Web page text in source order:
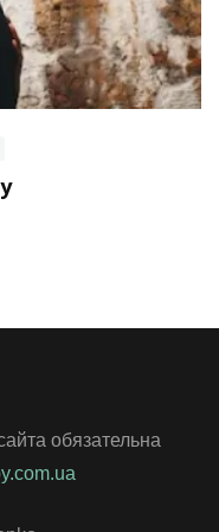
обязательна